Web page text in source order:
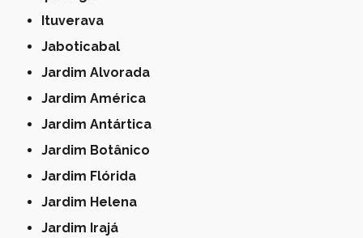
Ituverava
Jaboticabal
Jardim Alvorada
Jardim América
Jardim Antártica
Jardim Botânico
Jardim Flórida
Jardim Helena
Jardim Irajá